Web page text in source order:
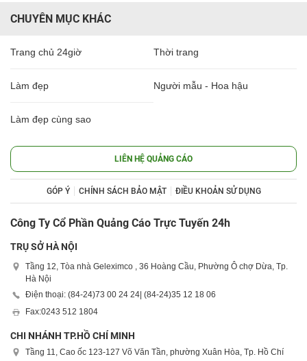
CHUYÊN MỤC KHÁC
Trang chủ 24giờ Thời trang
Làm đẹp Người mẫu - Hoa hậu
Làm đẹp cùng sao
LIÊN HỆ QUẢNG CÁO
GÓP Ý CHÍNH SÁCH BẢO MẬT ĐIỀU KHOẢN SỬ DỤNG
Công Ty Cổ Phần Quảng Cáo Trực Tuyến 24h
TRỤ SỞ HÀ NỘI
Tầng 12, Tòa nhà Geleximco , 36 Hoàng Cầu, Phường Ô chợ Dừa, Tp.
Hà Nội
Điện thoại: (84-24)73 00 24 24 | (84-24)35 12 18 06
Fax:0243 512 1804
CHI NHÁNH TP.HỒ CHÍ MINH
Tầng 11, Cao ốc 123-127 Võ Văn Tần, phường Xuân Hòa, Tp. Hồ Chí